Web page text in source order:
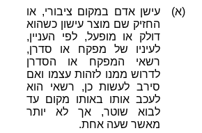
(א)
עישן אדם במקום ציבורי, או
החזיק שם מוצר עישון כשהוא
דולק או מופעל, לפי העניין,
לעיניו של מפקח או סדרן,
רשאי המפקח או הסדרן
לדרוש ממנו לזהות עצמו ואם
סירב לעשות כן, רשאי הוא
לעכב אותו באותו מקום עד
לבוא שוטר, אך לא יותר
מאשר שעה אחת.